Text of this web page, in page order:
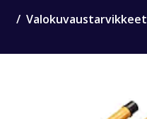
Valokuvaustarvikkeet